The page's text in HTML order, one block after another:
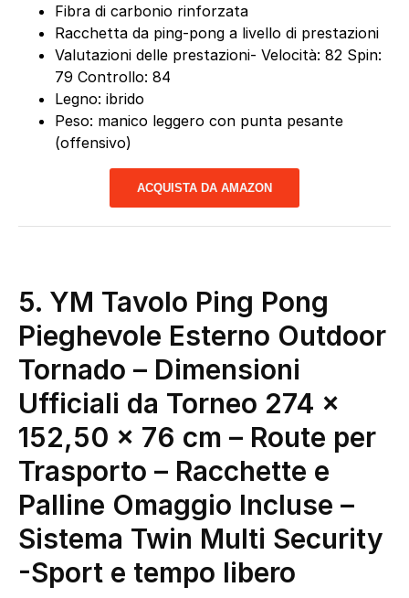
Fibra di carbonio rinforzata
Racchetta da ping-pong a livello di prestazioni
Valutazioni delle prestazioni- Velocità: 82 Spin:
79 Controllo: 84
Legno: ibrido
Peso: manico leggero con punta pesante
(offensivo)
ACQUISTA DA AMAZON
5. YM Tavolo Ping Pong
Pieghevole Esterno Outdoor
Tornado – Dimensioni
Ufficiali da Torneo 274 x
152,50 x 76 cm – Route per
Trasporto – Racchette e
Palline Omaggio Incluse –
Sistema Twin Multi Security
-Sport e tempo libero